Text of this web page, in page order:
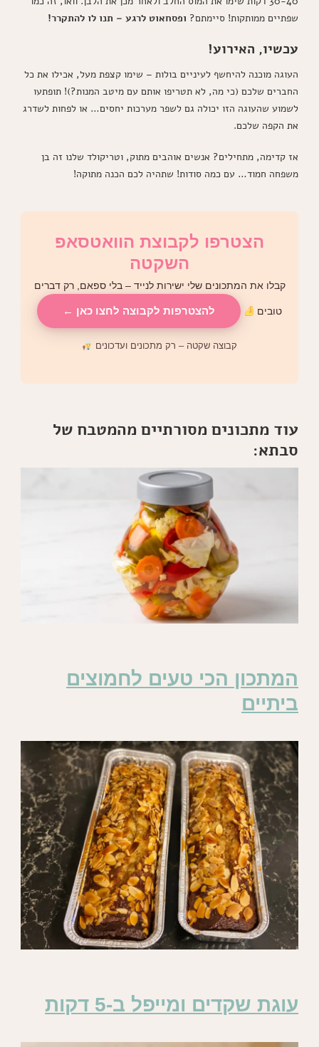
שפתיים ממותקות! סיימתם? ופסחאוט לרגע – תנו לו להתקרר!
עכשיו, האירוע!
העוגה מוכנה להיחשף לעיניים בולות – שימו קצפת מעל, אכילו את כל
החברים שלכם (כי מה, לא תטריפו אותם עם מיטב המנות?)! תופתעו
לשמוע שהעוגה הזו יכולה גם לשפר מערכות יחסים… או לפחות לשדרג
את הקפה שלכם.
אז קדימה, מתחילים? אנשים אוהבים מתוק, וטריקולד שלנו זה בן
משפחה חמוד… עם כמה סודות! שתהיה לכם הכנה מתוקה!
הצטרפו לקבוצת הוואטסאפ
השקטה
קבלו את המתכונים שלי ישירות לנייד – בלי ספאם, רק דברים
טובים להצטרפות לקבוצה לחצו כאן ←
קבוצה שקטה – רק מתכונים ועדכונים
עוד מתכונים מסורתיים מהמטבח של
סבתא:
המתכון הכי טעים לחמוצים
ביתיים
עוגת שקדים ומייפל ב-5 דקות